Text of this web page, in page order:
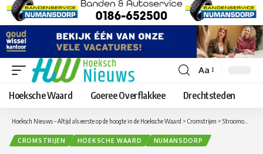
Lettergrootte
aanpassen
Aa
Hoeksche Waard Goeree Overflakkee Drechtsteden
Hoeksch Nieuws – Altijd als eerste op de hoogte in de Hoeksche Waard > Cromstrijen > Stroomonderbreking op 7 juli voor omgeving voorstraat Numansdorp
CROMSTRIJEN HOEKSCHE WAARD NUMANSDORP